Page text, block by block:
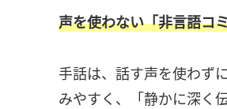
声を使わない「非言語コ
手話は、話す声を使わず
みやすく、「静かに深く